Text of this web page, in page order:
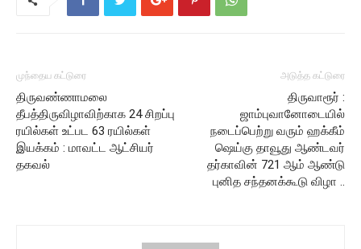
முந்தைய கட்டுரை
திருவண்ணாமலை
தீபத்திருவிழாவிற்காக 24 சிறப்பு
ரயில்கள் உட்பட 63 ரயில்கள்
இயக்கம் : மாவட்ட ஆட்சியர்
தகவல்
அடுத்த கட்டுரை
திருவாரூர் :
ஜாம்புவானோடையில்
நடைப்பெற்று வரும் ஹக்கீம்
ஷெய்கு தாவூது ஆண்டவர்
தர்காவின் 721 ஆம் ஆண்டு
புனித சந்தனக்கூடு விழா ..